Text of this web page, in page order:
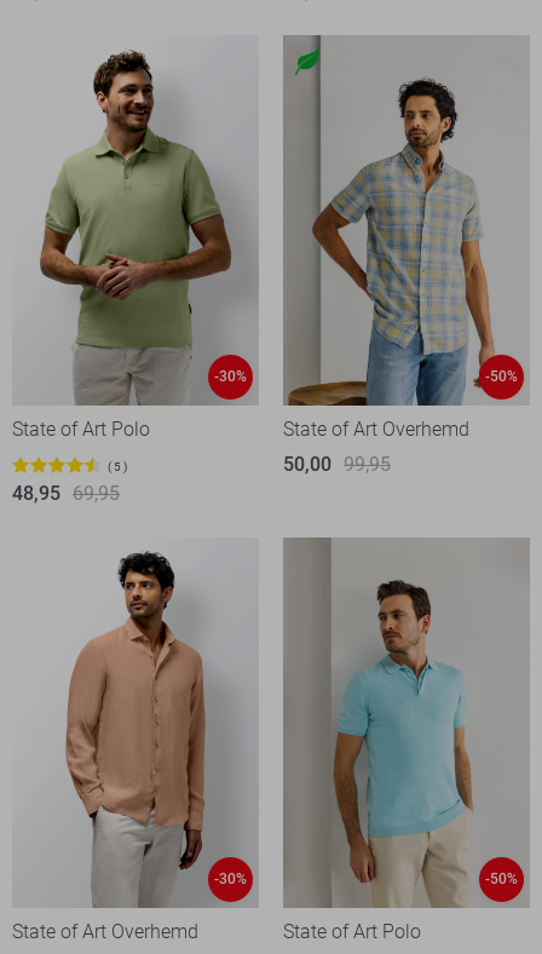
-30%
State of Art Polo
5
48,95 69,95
-50%
State of Art Overhemd
50,00 99,95
-30%
State of Art Overhemd
-50%
State of Art Polo